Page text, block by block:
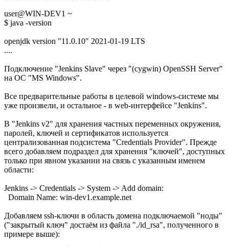
user@WIN-DEV1 ~
$ java -version
openjdk version "11.0.10" 2021-01-19 LTS
....
Подключение "Jenkins Slave" через "(cygwin) OpenSSH Server"
на ОС "MS Windows".
Все предварительные работы в целевой windows-системе мы
уже произвели, и остальное - в web-интерфейсе "Jenkins".
В "Jenkins v2" для хранения частных переменных окружения,
паролей, ключей и сертификатов используется
централизованная подсистема "Credentials Provider". Прежде
всего добавляем подраздел для хранения "ключей", доступных
только при явном указании на связь с указанным именем
области:
Jenkins -> Credentials -> System -> Add domain:
Domain Name: win-dev1.example.net
Добавляем ssh-ключи в область домена подключаемой "ноды"
("закрытый ключ" достаём из файла "./id_rsa", полученного в
примере выше):